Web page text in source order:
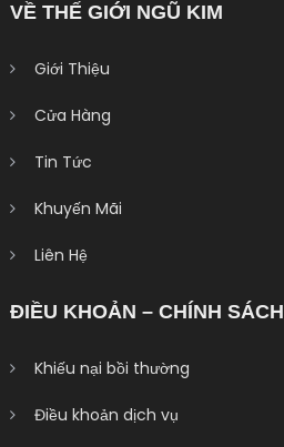
VỀ THẾ GIỚI NGŨ KIM
Giới Thiệu
Cửa Hàng
Tin Tức
Khuyến Mãi
Liên Hệ
ĐIỀU KHOẢN – CHÍNH SÁCH
Khiếu nại bồi thường
Điều khoản dịch vụ